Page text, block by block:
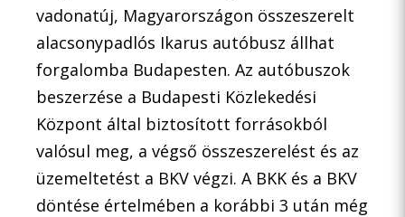
vadonatúj, Magyarországon összeszerelt
alacsonypadlós Ikarus autóbusz állhat
forgalomba Budapesten. Az autóbuszok
beszerzése a Budapesti Közlekedési
Központ által biztosított forrásokból
valósul meg, a végső összeszerelést és az
üzemeltetést a BKV végzi. A BKK és a BKV
döntése értelmében a korábbi 3 után még